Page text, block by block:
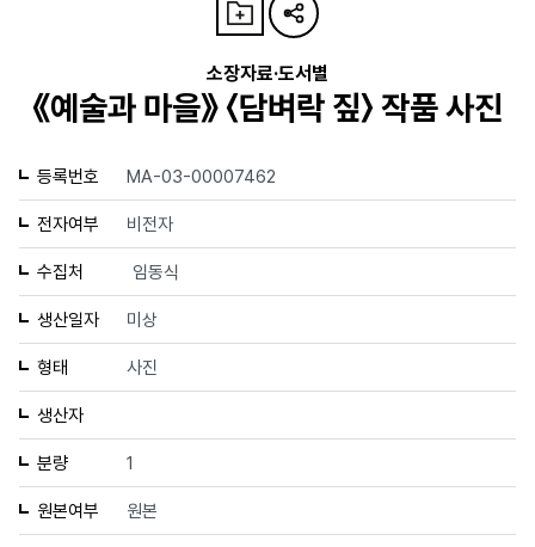
소장자료·도서별
《예술과 마을》 〈담벼락 짚〉 작품 사진
등록번호 MA-03-00007462
전자여부 비전자
수집처 임동식
생산일자 미상
형태 사진
생산자
분량 1
원본여부 원본